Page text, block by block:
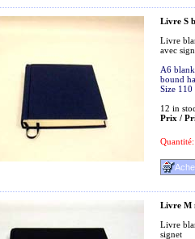
Livre S
Livre
avec
A6
bound
Size
12 in
Prix /
Quantité:
Livre M
Livre
signet